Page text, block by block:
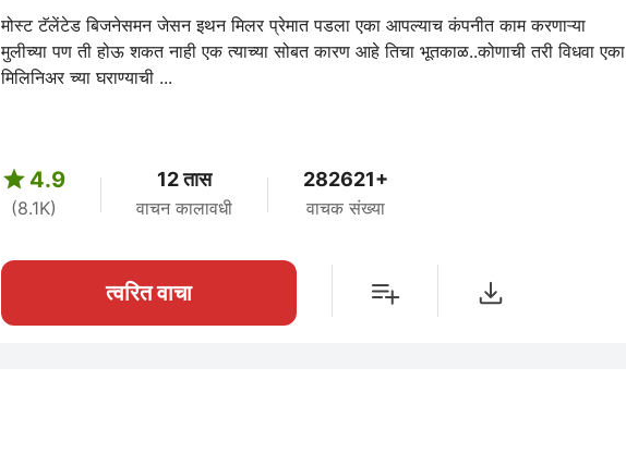
मोस्ट टॅलेंटेड बिजनेसमन जेसन इथन मिलर प्रेमात पडला एका आपल्याच कंपनीत काम करणाऱ्या
मुलीच्या पण ती होऊ शकत नाही एक त्याच्या सोबत कारण आहे तिचा भूतकाळ..कोणाची तरी विधवा एका
मिलिनिअर च्या घराण्याची ...
 4.9
(8.1K)
12 तास
वाचन कालावधी
282621+
वाचक संख्या
त्वरित वाचा